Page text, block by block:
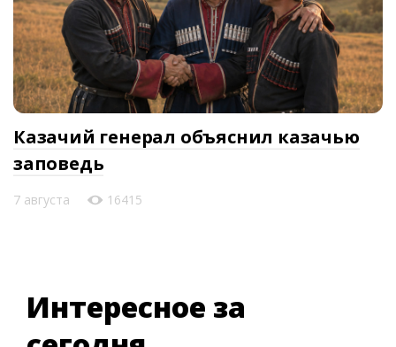
Казачий генерал объяснил казачью
заповедь
7 августа 16415
Интересное за